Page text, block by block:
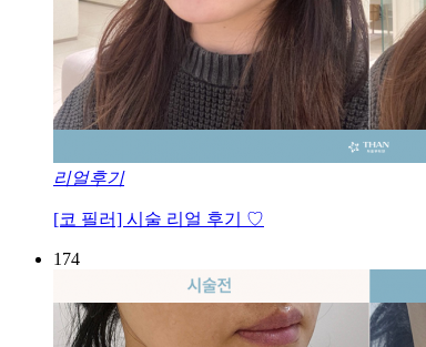
리얼후기
[코 필러] 시술 리얼 후기 ♡
174